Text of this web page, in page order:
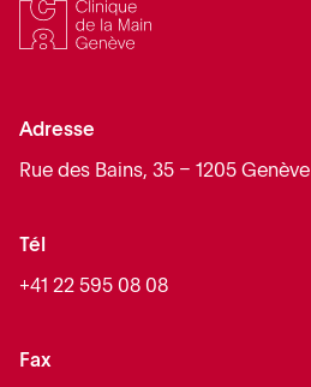
Adresse
Rue des Bains, 35 – 1205 Genève
Tél
+41 22 595 08 08
Fax